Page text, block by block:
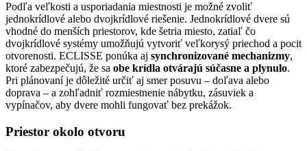
Podľa veľkosti a usporiadania miestnosti je možné zvoliť
jednokrídlové alebo dvojkrídlové riešenie. Jednokrídlové dvere sú
vhodné do menších priestorov, kde šetria miesto, zatiaľ čo
dvojkrídlové systémy umožňujú vytvoriť veľkorysý priechod a pocit
otvorenosti. ECLISSE ponúka aj synchronizované mechanizmy,
ktoré zabezpečujú, že sa obe krídla otvárajú súčasne a plynulo.
Pri plánovaní je dôležité určiť aj smer posuvu – doľava alebo
doprava – a zohľadniť rozmiestnenie nábytku, zásuviek a
vypínačov, aby dvere mohli fungovať bez prekážok.
Priestor okolo otvoru